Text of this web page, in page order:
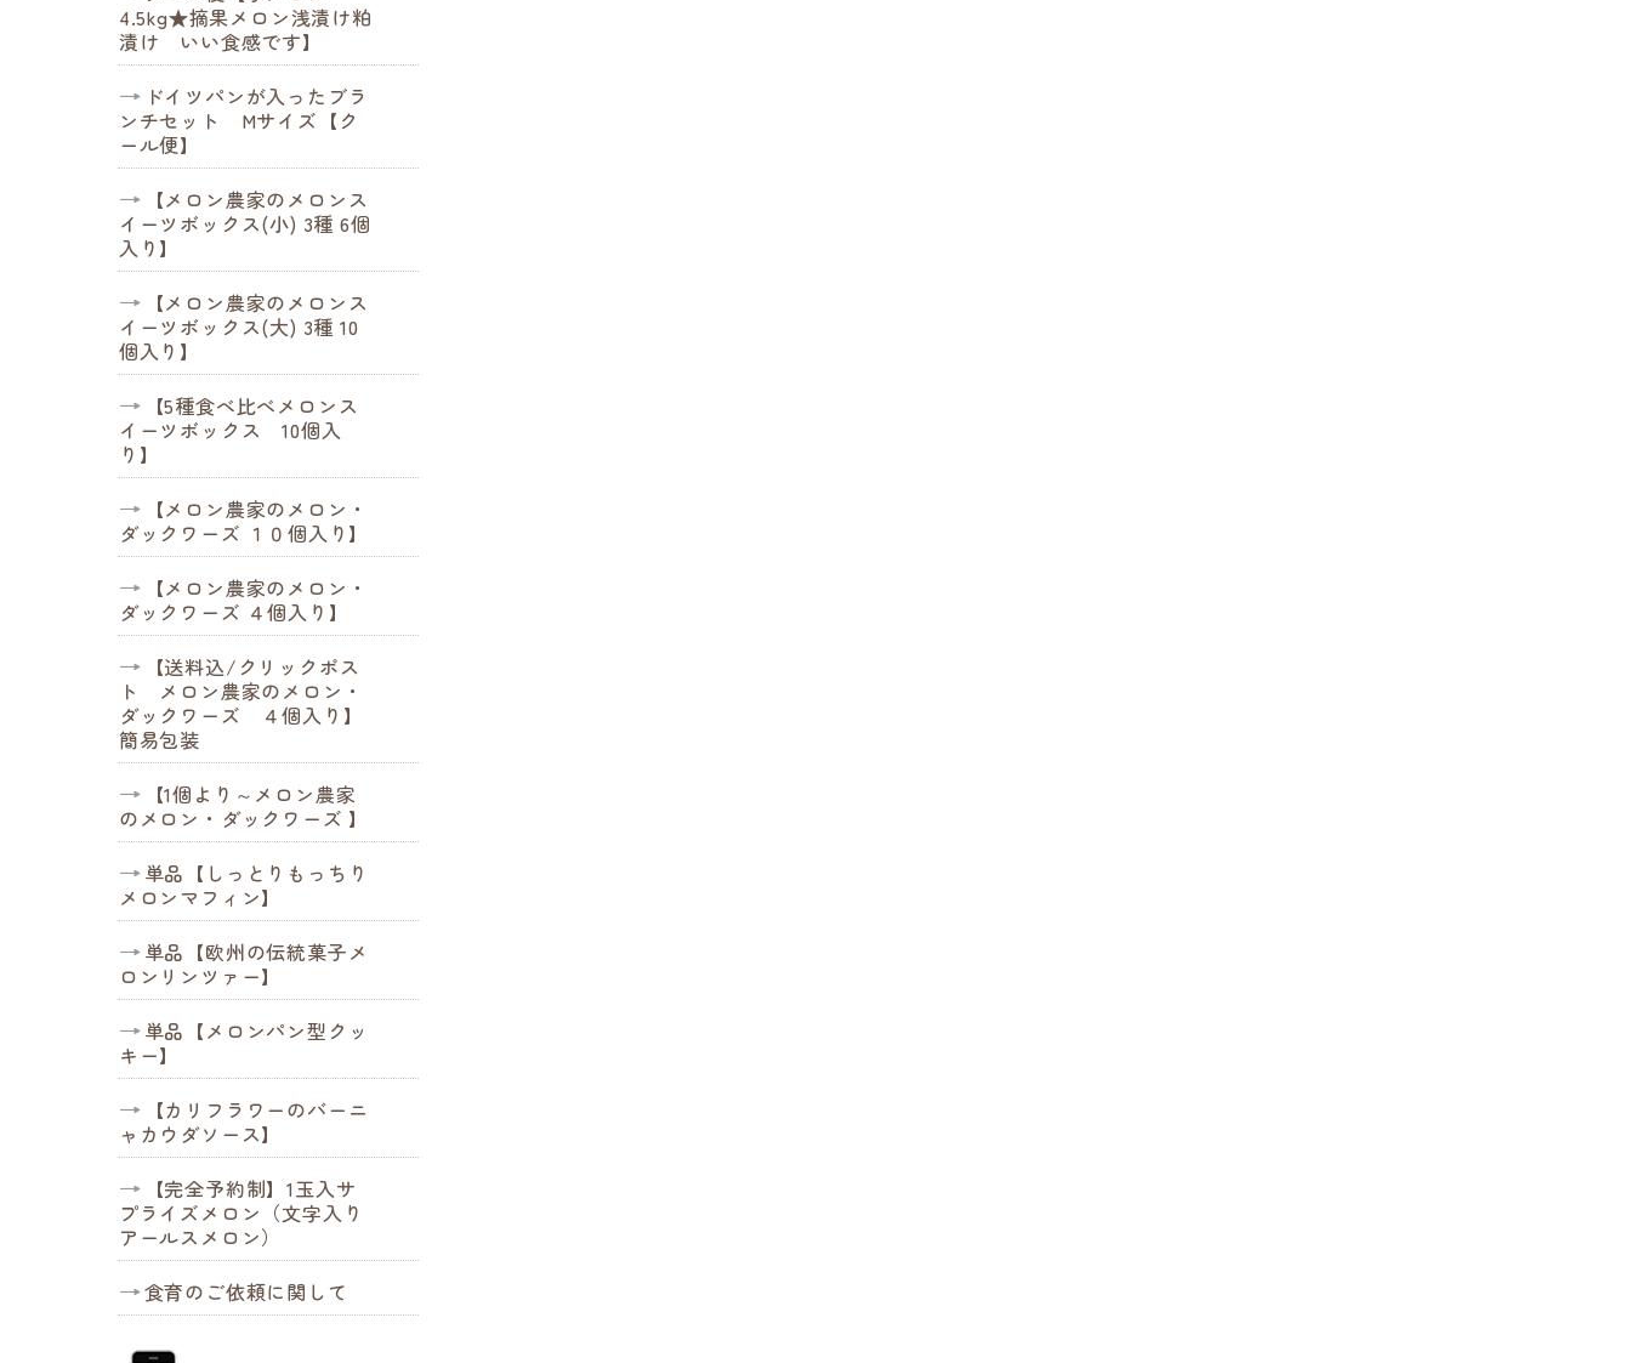
4.5kg★摘果メロン浅漬け粕
漬け いい食感です】
ドイツパンが入ったブラ
ンチセット Mサイズ【ク
ール便】
【メロン農家のメロンス
イーツボックス(小) 3種 6個
入り】
【メロン農家のメロンス
イーツボックス(大) 3種 10
個入り】
【5種食べ比べメロンス
イーツボックス 10個入
り】
【メロン農家のメロン・
ダックワーズ １０個入り】
【メロン農家のメロン・
ダックワーズ ４個入り】
【送料込/クリックポス
ト メロン農家のメロン・
ダックワーズ ４個入り】
簡易包装
【1個より～メロン農家
のメロン・ダックワーズ 】
単品【しっとりもっちり
メロンマフィン】
単品【欧州の伝統菓子メ
ロンリンツァー】
単品【メロンパン型クッ
キー】
【カリフラワーのバーニ
ャカウダソース】
【完全予約制】1玉入サ
プライズメロン（文字入り
アールスメロン）
食育のご依頼に関して